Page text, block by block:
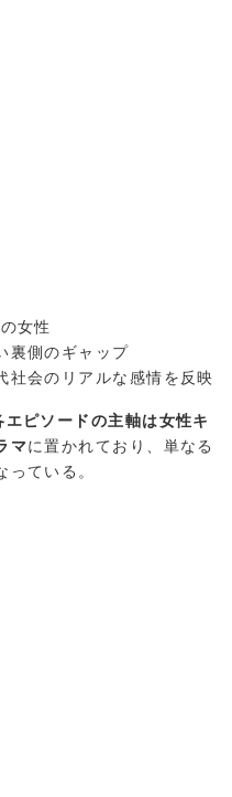
女性
裏側のギャップ
社会のリアルな感情を反映
エピソードの主軸は女性キ
マに置かれており、単なる
ている。